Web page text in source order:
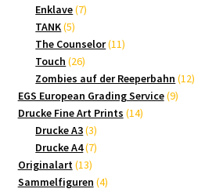
Enklave 77
TANK 55
Produkte
The Counselor 1111
Touch 2626
Produkte
Zombies auf der Reeperbahn 1212
EGS European Grading Service 99
Drucke Fine Art Prints 1414
Drucke A3 33
Produkte
Drucke A4 77
Originalart 1313
Produkte
Sammelfiguren 44